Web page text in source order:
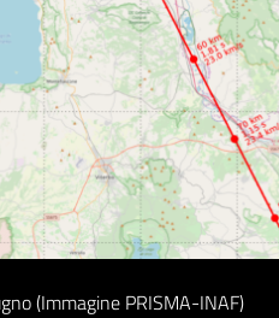
(Immagine PRISMA-INAF)